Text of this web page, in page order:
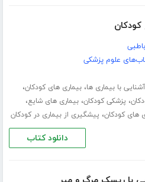
کودکان
باطبی
علوم پزشکی
آشنایی با بیماری ها،بیماری های کودکان،
، پزشکی کودکان،بیماری های شایع،
های کودکان، پیشگیری از بیماری در کودکان
دانلود کتاب